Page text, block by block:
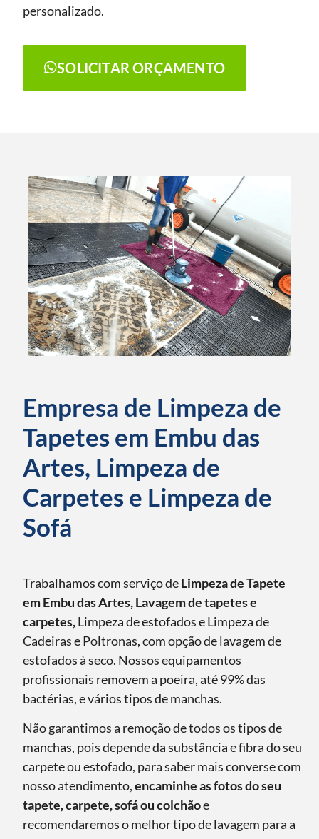
personalizado.
SOLICITAR ORÇAMENTO
Empresa de Limpeza de
Tapetes em Embu das
Artes, Limpeza de
Carpetes e Limpeza de
Sofá
Trabalhamos com serviço deLimpeza de Tapete
em Embu das Artes, Lavagem de tapetes e
carpetes,Limpeza de estofados e Limpeza de
Cadeiras e Poltronas, com opção de lavagem de
estofados à seco. Nossos equipamentos
profissionais removem a poeira, até 99% das
bactérias, e vários tipos de manchas.
Não garantimos a remoção de todos os tipos de
manchas, pois depende da substância e fibra do seu
carpete ou estofado, para saber mais converse com
nosso atendimento,encaminhe as fotos do seu
tapete, carpete, sofá ou colchãoe
recomendaremos o melhor tipo de lavagem para a